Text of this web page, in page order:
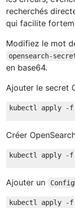
recherchés
qui facilite
Modifiez le mot
opensearch-
en base64.
Ajouter le secret
Créer
Ajouter un